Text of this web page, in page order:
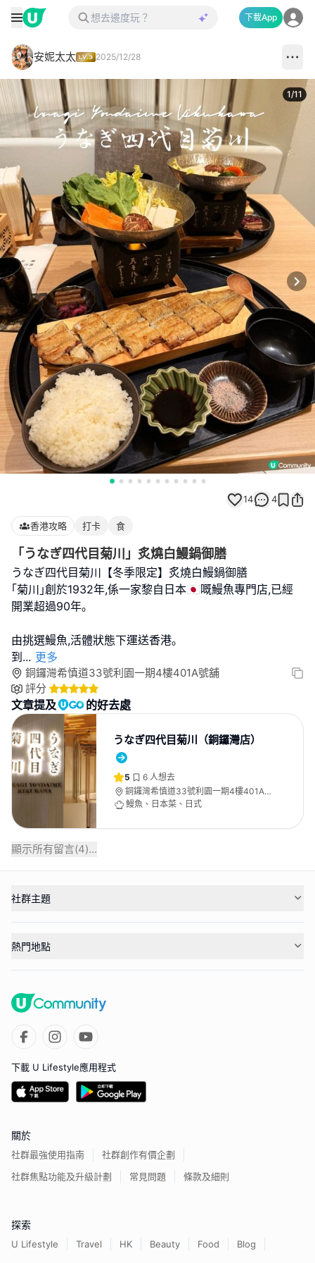
下載App
安妮太太 2025/12/28
1/11
14 4
香港攻略 打卡 食
「うなぎ四代目菊川」炙燒白鰻鍋御膳
うなぎ四代目菊川【冬季限定】炙燒白鰻鍋御膳
｢菊川｣創於1932年,係一家黎自日本🇯🇵嘅鰻魚專門店,已經
開業超過90年｡
由挑選鰻魚,活體狀態下運送香港｡
到 ... 更多
銅鑼灣希慎道33號利園一期4樓401A號舖
評分
文章提及 的好去處
うなぎ四代目菊川（銅鑼灣店）
5 6 人想去
銅鑼灣希慎道33號利園一期4樓401A號
舖
鰻魚、日本菜、日式
顯示所有留言(4)...
社群主題
熱門地點
下載 U Lifestyle應用程式
關於
社群最強使用指南
社群創作有價企劃
社群焦點功能及升級計劃
常見問題 條款及細則
探索
U Lifestyle Travel HK Beauty Food
Blog